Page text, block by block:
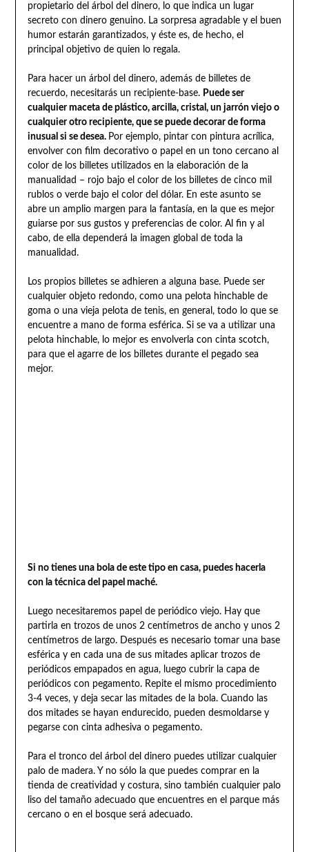
propietario del árbol del dinero, lo que indica un lugar
secreto con dinero genuino. La sorpresa agradable y el buen
humor estarán garantizados, y éste es, de hecho, el
principal objetivo de quien lo regala.
Para hacer un árbol del dinero, además de billetes de
recuerdo, necesitarás un recipiente-base. Puede ser
cualquier maceta de plástico, arcilla, cristal, un jarrón viejo o
cualquier otro recipiente, que se puede decorar de forma
inusual si se desea. Por ejemplo, pintar con pintura acrílica,
envolver con film decorativo o papel en un tono cercano al
color de los billetes utilizados en la elaboración de la
manualidad – rojo bajo el color de los billetes de cinco mil
rublos o verde bajo el color del dólar. En este asunto se
abre un amplio margen para la fantasía, en la que es mejor
guiarse por sus gustos y preferencias de color. Al fin y al
cabo, de ella dependerá la imagen global de toda la
manualidad.
Los propios billetes se adhieren a alguna base. Puede ser
cualquier objeto redondo, como una pelota hinchable de
goma o una vieja pelota de tenis, en general, todo lo que se
encuentre a mano de forma esférica. Si se va a utilizar una
pelota hinchable, lo mejor es envolverla con cinta scotch,
para que el agarre de los billetes durante el pegado sea
mejor.
Si no tienes una bola de este tipo en casa, puedes hacerla
con la técnica del papel maché.
Luego necesitaremos papel de periódico viejo. Hay que
partirla en trozos de unos 2 centímetros de ancho y unos 2
centímetros de largo. Después es necesario tomar una base
esférica y en cada una de sus mitades aplicar trozos de
periódicos empapados en agua, luego cubrir la capa de
periódicos con pegamento. Repite el mismo procedimiento
3-4 veces, y deja secar las mitades de la bola. Cuando las
dos mitades se hayan endurecido, pueden desmoldarse y
pegarse con cinta adhesiva o pegamento.
Para el tronco del árbol del dinero puedes utilizar cualquier
palo de madera. Y no sólo la que puedes comprar en la
tienda de creatividad y costura, sino también cualquier palo
liso del tamaño adecuado que encuentres en el parque más
cercano o en el bosque será adecuado.